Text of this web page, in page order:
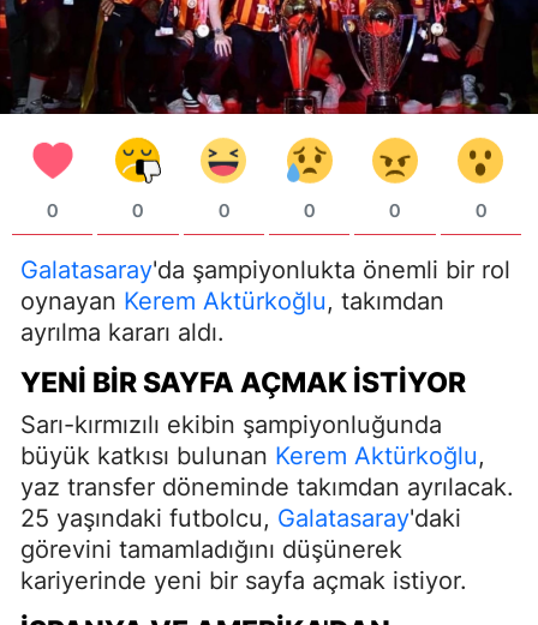
0 0 0 0 0 0
Galatasaray'da şampiyonlukta önemli bir rol
oynayan Kerem Aktürkoğlu, takımdan
ayrılma kararı aldı.
YENI BIR SAYFA AÇMAK İSTIYOR
Sarı-kırmızılı ekibin şampiyonluğunda
büyük katkısı bulunan Kerem Aktürkoğlu,
yaz transfer döneminde takımdan ayrılacak.
25 yaşındaki futbolcu, Galatasaray'daki
görevini tamamladığını düşünerek
kariyerinde yeni bir sayfa açmak istiyor.